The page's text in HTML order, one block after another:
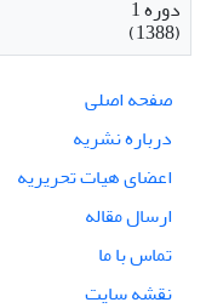
دوره 1
(1388)
صفحه اصلی
درباره نشریه
اعضای هیات تحریریه
ارسال مقاله
تماس با ما
نقشه سایت